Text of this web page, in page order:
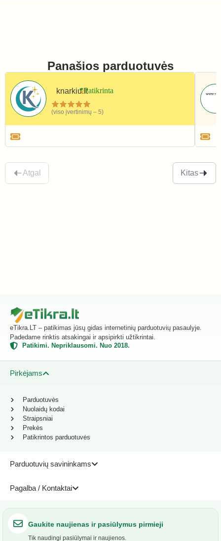
Panašios parduotuvės
knarkiu.lt
(viso įvertinimų – 5)
Atgal Kitas
eTikra.LT – patikimas jūsų gidas internetinių parduotuvių pasaulyje.
Padedame rinktis atsakingai ir apsipirkti užtikrintai.
Patikimi. Nepriklausomi. Nuo 2018.
Pirkėjams
Parduotuvių savininkams
Pagalba / Kontaktai
Parduotuvės
Nuolaidų kodai
Straipsniai
Prekės
Patikrintos parduotuvės
Gaukite naujienas ir pasiūlymus pirmieji
Tik naudingi pasiūlymai ir naujienos.